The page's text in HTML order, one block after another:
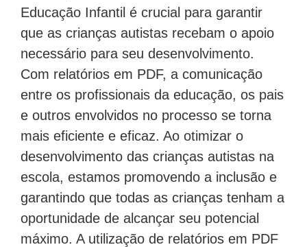
Educação Infantil é crucial para garantir
que as crianças autistas recebam o apoio
necessário para seu desenvolvimento.
Com relatórios em PDF, a comunicação
entre os profissionais da educação, os pais
e outros envolvidos no processo se torna
mais eficiente e eficaz. Ao otimizar o
desenvolvimento das crianças autistas na
escola, estamos promovendo a inclusão e
garantindo que todas as crianças tenham a
oportunidade de alcançar seu potencial
máximo. A utilização de relatórios em PDF